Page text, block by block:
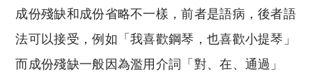
成份殘缺和成份省略不一樣，前者是語病，後者語
法可以接受，例如「我喜歡鋼琴，也喜歡小提琴」
而成份殘缺一般因為濫用介詞「對、在、通過」